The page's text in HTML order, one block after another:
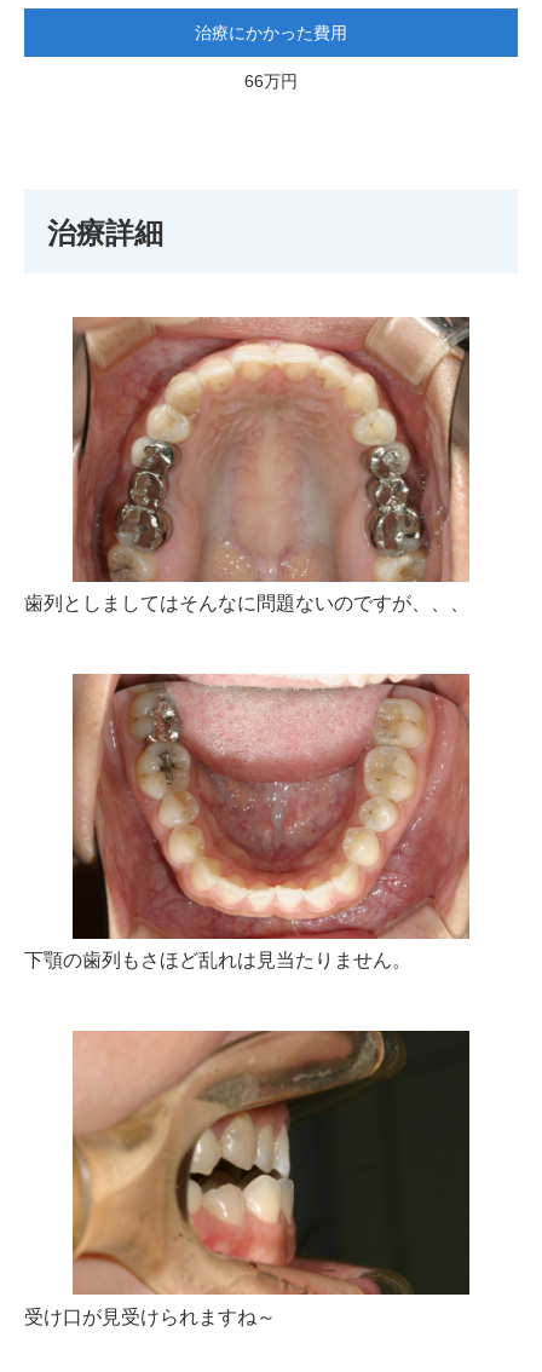
治療にかかった費用
66万円
治療詳細
歯列としましてはそんなに問題ないのですが、、、
下顎の歯列もさほど乱れは見当たりません。
受け口が見受けられますね～